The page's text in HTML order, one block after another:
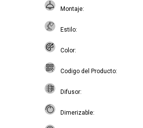
Montaje
Estilo
Color
Codigo del Producto
Difusor
Dimerizable